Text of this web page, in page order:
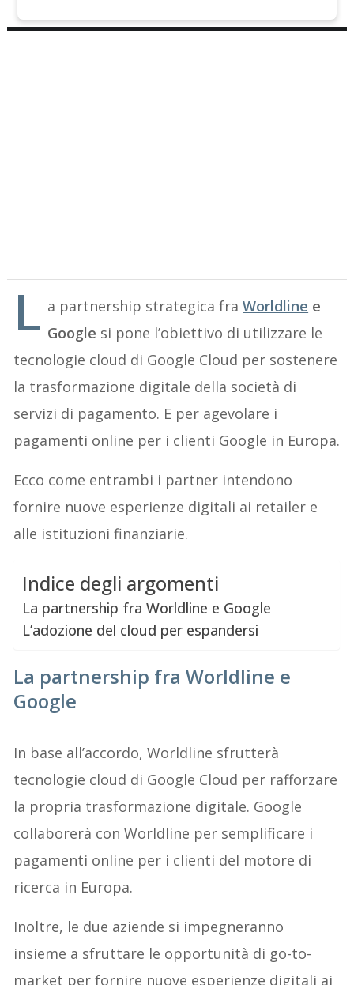
L a partnership strategica fraWorldline e
Google si pone l’obiettivo di utilizzare le
tecnologie cloud di Google Cloud per sostenere
la trasformazione digitale della società di
servizi di pagamento. E per agevolare i
pagamenti online per i clienti Google in Europa.
Ecco come entrambi i partner intendono
fornire nuove esperienze digitali ai retailer e
alle istituzioni finanziarie.
Indice degli argomenti
La partnership fra Worldline e Google
L’adozione del cloud per espandersi
La partnership fra Worldline e
Google
In base all’accordo, Worldline sfrutterà
tecnologie cloud di Google Cloud per rafforzare
la propria trasformazione digitale. Google
collaborerà con Worldline per semplificare i
pagamenti online per i clienti del motore di
ricerca in Europa.
Inoltre, le due aziende si impegneranno
insieme a sfruttare le opportunità di go-to-
market per fornire nuove esperienze digitali ai